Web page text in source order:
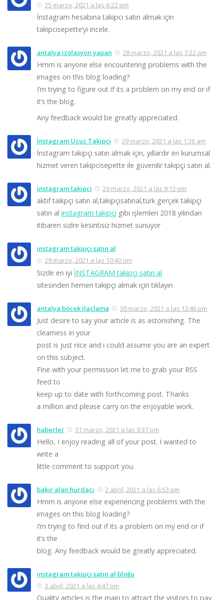
25 marzo, 2021 a las 6:22 pm
İnstagram hesabına takipci satın almak için
takipcisepette’yi incele.
antalya izolasyon yapan 28 marzo, 2021 a las 7:22 pm
Hmm is anyone else encountering problems with the
images on this blog loading?
I’m trying to figure out if its a problem on my end or if
it’s the blog.
Any feedback would be greatly appreciated.
İnstagram Ucuz Takipçi 29 marzo, 2021 a las 1:36 am
İnstagram takipçi satın almak için, yıllardır en kurumsal
hizmet veren takipcisepette ile güvenilir takipçi satın al.
instagram takipci 29 marzo, 2021 a las 9:12 pm
aktif taikpçi satın al,takipçisatınal,türk gerçek takipçi
satın al instagram takipçi gibi işlemleri 2018 yılından
itibaren sizlre kesintisiz hizmet sunuyor
instagram takipçi satın al
29 marzo, 2021 a las 10:40 pm
Sizde en iyi İNSTAGRAM takipçi satın al
sitesinden hemen takipçi almak için tıklayın
antalya böcek ilaçlama 30 marzo, 2021 a las 12:46 pm
Just desire to say your article is as astonishing. The
clearness in your
post is just nice and i could assume you are an expert
on this subject.
Fine with your permission let me to grab your RSS
feed to
keep up to date with forthcoming post. Thanks
a million and please carry on the enjoyable work.
haberler 31 marzo, 2021 a las 9:37 pm
Hello, I enjoy reading all of your post. I wanted to
write a
little comment to support you.
bakır alan hurdacı 2 abril, 2021 a las 6:53 pm
Hmm is anyone else experiencing problems with the
images on this blog loading?
I’m trying to find out if its a problem on my end or if
it’s the
blog. Any feedback would be greatly appreciated.
instagram takipçi satın al bloğu
3 abril, 2021 a las 4:47 pm
Quality articles is the main to attract the visitors to pay